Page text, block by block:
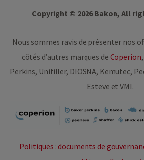
Copyright © 2026 Bakon, All
Nous sommes ravis de présenter nos
côtés d’autres marques de Coperion
Perkins, Unifiller, DIOSNA, Kemutec,
Esteve et VMI.
Politiques : documents de